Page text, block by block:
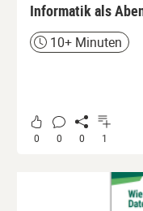
Informatik als
Zeit10+ Minuten
0 0 0 1